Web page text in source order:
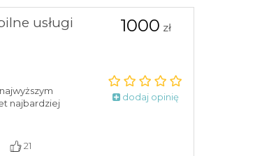
usługi
najbardziej
21
1000 zł
dodaj opinię